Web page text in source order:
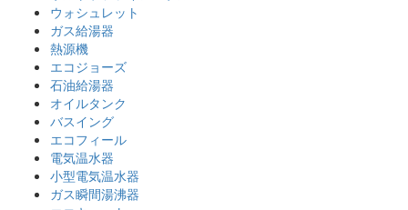
ウォシュレット
ガス給湯器
熱源機
エコジョーズ
石油給湯器
オイルタンク
バスイング
エコフィール
電気温水器
小型電気温水器
ガス瞬間湯沸器